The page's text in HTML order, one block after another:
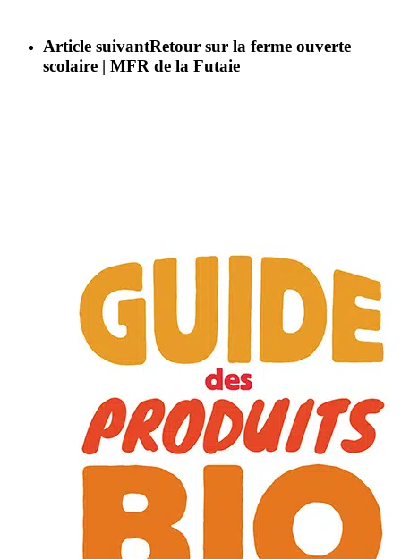
Article suivantRetour sur la ferme ouverte
scolaire | MFR de la Futaie